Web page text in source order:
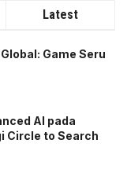
Latest
Game Seru
AI pada
Circle to Search